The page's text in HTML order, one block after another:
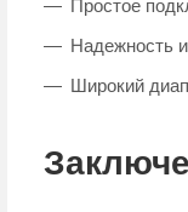
Простое
Надежность
Широкий